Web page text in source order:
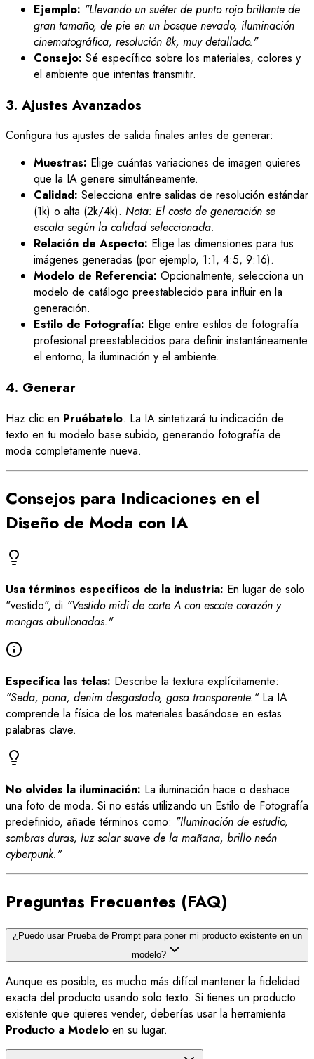
Ejemplo: "Llevando un suéter de punto rojo brillante de
gran tamaño, de pie en un bosque nevado, iluminación
cinematográfica, resolución 8k, muy detallado."
Consejo: Sé específico sobre los materiales, colores y
el ambiente que intentas transmitir.
3. Ajustes Avanzados
Configura tus ajustes de salida finales antes de generar:
Muestras: Elige cuántas variaciones de imagen quieres
que la IA genere simultáneamente.
Calidad: Selecciona entre salidas de resolución estándar
(1k) o alta (2k/4k). Nota: El costo de generación se
escala según la calidad seleccionada.
Relación de Aspecto: Elige las dimensiones para tus
imágenes generadas (por ejemplo, 1:1, 4:5, 9:16).
Modelo de Referencia: Opcionalmente, selecciona un
modelo de catálogo preestablecido para influir en la
generación.
Estilo de Fotografía: Elige entre estilos de fotografía
profesional preestablecidos para definir instantáneamente
el entorno, la iluminación y el ambiente.
4. Generar
Haz clic en Pruébatelo. La IA sintetizará tu indicación de
texto en tu modelo base subido, generando fotografía de
moda completamente nueva.
Consejos para Indicaciones en el
Diseño de Moda con IA
Usa términos específicos de la industria: En lugar de solo
"vestido", di "Vestido midi de corte A con escote corazón y
mangas abullonadas."
Especifica las telas: Describe la textura explícitamente:
"Seda, pana, denim desgastado, gasa transparente."La IA
comprende la física de los materiales basándose en estas
palabras clave.
No olvides la iluminación: La iluminación hace o deshace
una foto de moda. Si no estás utilizando un Estilo de Fotografía
predefinido, añade términos como: "Iluminación de estudio,
sombras duras, luz solar suave de la mañana, brillo neón
cyberpunk."
Preguntas Frecuentes (FAQ)
¿Puedo usar Prueba de Prompt para poner mi producto existente en un
modelo?
Aunque es posible, es mucho más difícil mantener la fidelidad
exacta del producto usando solo texto. Si tienes un producto
existente que quieres vender, deberías usar la herramienta
Producto a Modelo en su lugar.